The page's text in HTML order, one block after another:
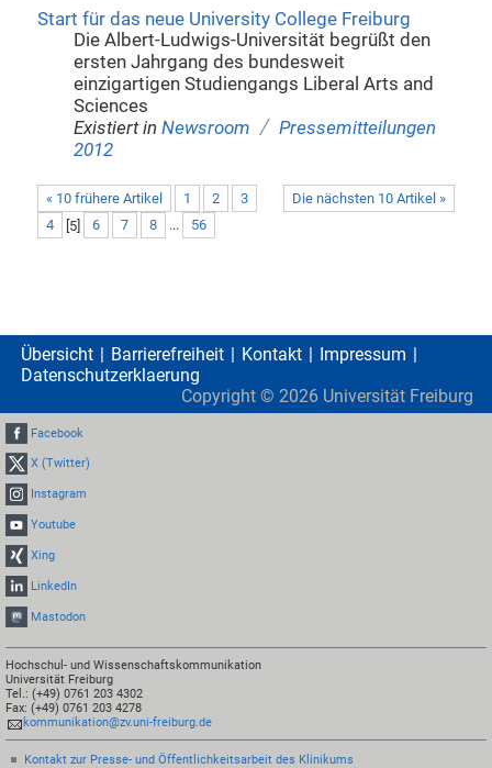
Start für das neue University College Freiburg
Die Albert-Ludwigs-Universität begrüßt den
ersten Jahrgang des bundesweit
einzigartigen Studiengangs Liberal Arts and
Sciences
Existiert in Newsroom / Pressemitteilungen
2012
« 10 frühere Artikel Die nächsten 10 Artikel »
1 2
3
4
[5] 6 7 8 ... 56
Übersicht Barrierefreiheit Kontakt
Impressum
Datenschutzerklaerung
Copyright © 2026 Universität Freiburg
Facebook
X (Twitter)
Instagram
Youtube
Xing
LinkedIn
Mastodon
Hochschul- und Wissenschaftskommunikation
Universität Freiburg
Tel.: (+49) 0761 203 4302
Fax: (+49) 0761 203 4278
kommunikation@zv.uni-freiburg.de
Kontakt zur Presse- und Öffentlichkeitsarbeit des Klinikums